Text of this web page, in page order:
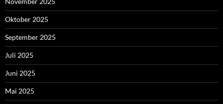
Oktober 2025
September 2025
Juli 2025
Juni 2025
Mai 2025